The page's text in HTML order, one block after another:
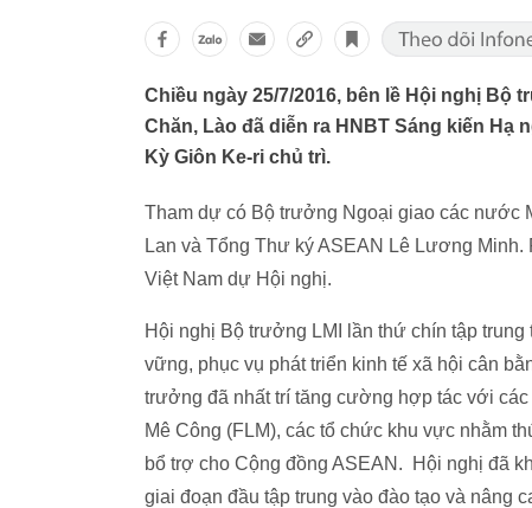
Chiều ngày 25/7/2016, bên lề Hội nghị Bộ
Chăn, Lào đã diễn ra HNBT Sáng kiến Hạ
Kỳ Giôn Ke-ri chủ trì.
Tham dự có Bộ trưởng Ngoại giao các nước
Lan và Tổng Thư ký ASEAN Lê Lương
Việt Nam dự Hội nghị.
Hội nghị Bộ trưởng LMI lần thứ chín tập
vững, phục vụ phát triển kinh tế xã hội cân
trưởng đã nhất trí tăng cường hợp tác với
Mê Công (FLM), các tổ chức khu vực nhằm
bổ trợ cho Cộng đồng ASEAN. Hội nghị đã
giai đoạn đầu tập trung vào đào tạo và nâng